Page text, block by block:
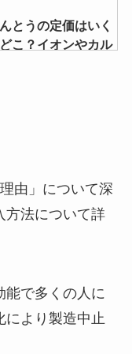
とうの定価はいく
こ？イオンやカル
売ってる場所はど
リーはどこで売っ
由」について深
方法について詳
能で多くの人に
により製造中止